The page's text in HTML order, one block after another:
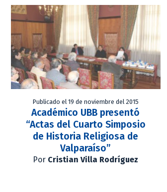
Publicado el 19 de noviembre del 2015
Académico UBB presentó
“Actas del Cuarto Simposio
de Historia Religiosa de
Valparaíso”
Por Cristian Villa Rodríguez